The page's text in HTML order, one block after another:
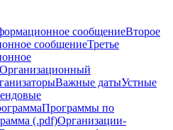
сообщениеВторое
сообщениеТретье
Организационный
Важные датыУстные
Программы по
(.pdf)Организации-